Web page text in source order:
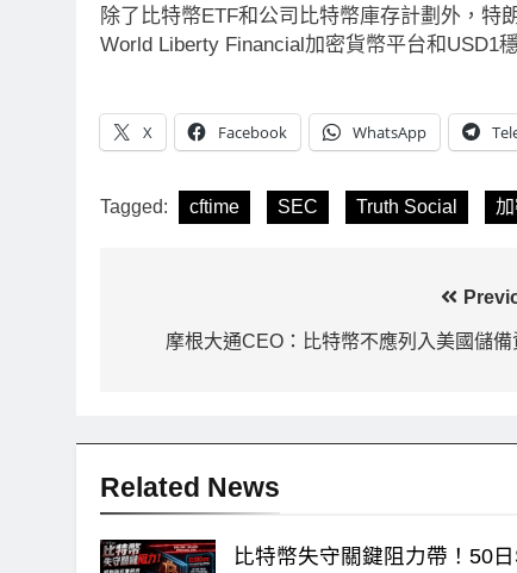
除了比特幣ETF和公司比特幣庫存計劃外，特
World Liberty Financial加密貨幣平台和USD1
X Facebook WhatsApp
Tagged: cftime SEC Truth Social
摩根大通CEO：比特幣不應列入美國儲備
Related News
比特幣失守關鍵阻力帶！50
1 天 Ago